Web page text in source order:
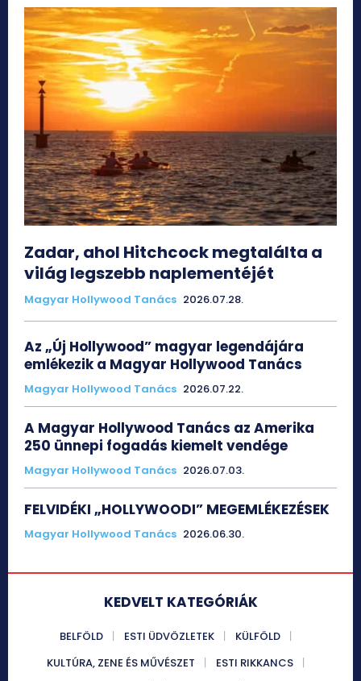
Zadar, ahol Hitchcock megtalálta a
világ legszebb naplementéjét
Magyar Hollywood Tanács 2026.07.28.
Az „Új Hollywood” magyar legendájára
emlékezik a Magyar Hollywood Tanács
Magyar Hollywood Tanács 2026.07.22.
A Magyar Hollywood Tanács az Amerika
250 ünnepi fogadás kiemelt vendége
Magyar Hollywood Tanács 2026.07.03.
FELVIDÉKI „HOLLYWOODI” MEGEMLÉKEZÉSEK
Magyar Hollywood Tanács 2026.06.30.
KEDVELT KATEGÓRIÁK
BELFÖLD ESTI ÜDVÖZLETEK
KÜLFÖLD
KULTÚRA, ZENE ÉS MŰVÉSZET
ESTI RIKKANCS